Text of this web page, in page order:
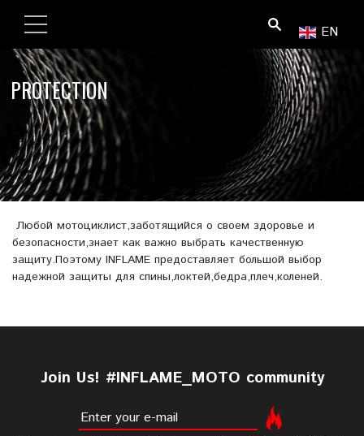
ПОИСК EN
PROTECTION
Любой мотоциклист,заботящийся о своем здоровье и
безопасности,знает как важно выбрать качественную
защиту.Поэтому INFLAME предоставляет большой выбор
надежной защиты для спины,локтей,бедра,плеч,коленей.
Join Us! #INFLAME_MOTO community